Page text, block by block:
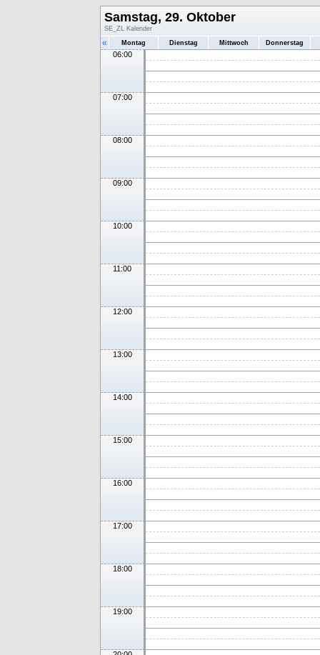
Samstag, 29. Oktober
SE_ZL Kalender
« Montag Dienstag Mittwoch Donnerstag
06:00
07:00
08:00
09:00
10:00
11:00
12:00
13:00
14:00
15:00
16:00
17:00
18:00
19:00